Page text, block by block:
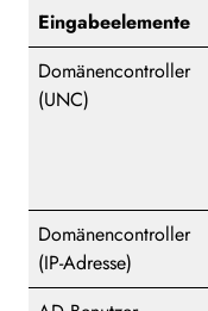
Eingabeelemente
Domänencontroller
(UNC)
Domänencontroller
(IP-Adresse)